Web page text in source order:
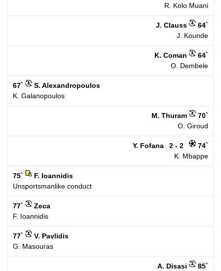
R. Kolo Muani
J. Clauss
64`
J. Kounde
K. Coman
64`
O. Dembele
67`
S. Alexandropoulos
K. Galanopoulos
M. Thuram
70`
O. Giroud
Y. Fofana 2 - 2
74`
K. Mbappe
75`
F. Ioannidis
Unsportsmanlike conduct
77`
Zeca
F. Ioannidis
77`
V. Pavlidis
G. Masouras
A. Disasi 85`